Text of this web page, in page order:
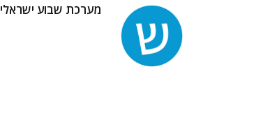
מערכת שבוע ישראלי